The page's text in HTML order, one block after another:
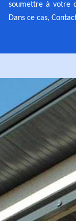
soumettre à votre
Dans ce cas,